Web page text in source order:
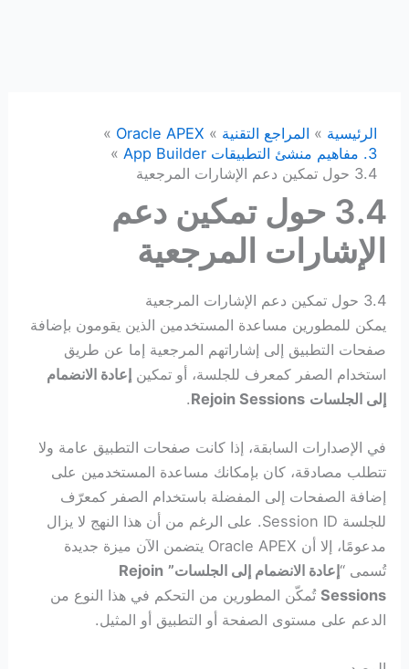
الرئيسية المراجع التقنية
Oracle APEX
3. مفاهيم منشئ التطبيقات App Builder
3.4 حول تمكين دعم الإشارات المرجعية
3.4 حول تمكين دعم
الإشارات المرجعية
3.4 حول تمكين دعم الإشارات المرجعية
يمكن للمطورين مساعدة المستخدمين الذين يقومون بإضافة
صفحات التطبيق إلى إشاراتهم المرجعية إما عن طريق
استخدام الصفر كمعرف للجلسة، أو تمكينإعادة الانضمام
إلى الجلسات Rejoin Sessions
.
في الإصدارات السابقة، إذا كانت صفحات التطبيق عامة ولا
تتطلب مصادقة، كان بإمكانك مساعدة المستخدمين على
إضافة الصفحات إلى المفضلة باستخدام الصفر كمعرّف
للجلسة Session ID. على الرغم من أن هذا النهج لا يزال
مدعومًا، إلا أن Oracle APEX يتضمن الآن ميزة جديدة
تُسمى “إعادة الانضمام إلى الجلسات” Rejoin
Sessions تُمكّن المطورين من التحكم في هذا النوع من
الدعم على مستوى الصفحة أو التطبيق أو المثيل.